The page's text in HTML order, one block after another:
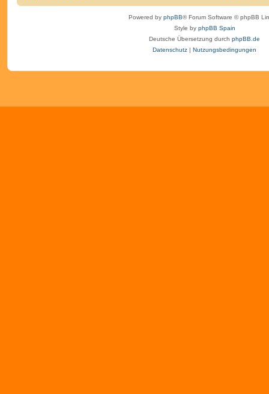
Powered by phpBB® Forum Software © phpBB
Style by phpBB Spain
Deutsche Übersetzung durch phpBB.de
Datenschutz | Nutzungsbedingungen